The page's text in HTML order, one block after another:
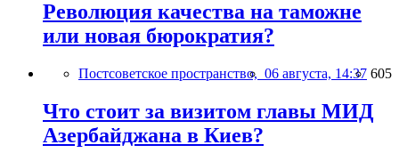
Революция качества на таможне
или новая бюрократия?
Постсоветское пространство, 06 августа, 14:37 605
Что стоит за визитом главы МИД
Азербайджана в Киев?